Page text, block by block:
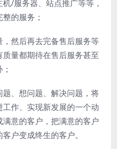
/服务器、站点推广等等，
的服务；
然后再去完备售后服务等
量都期待在售后服务甚至
、想问题、解决问题，将
作、实现新发展的一个动
意的客户，把满意的客户
户变成终生的客户。